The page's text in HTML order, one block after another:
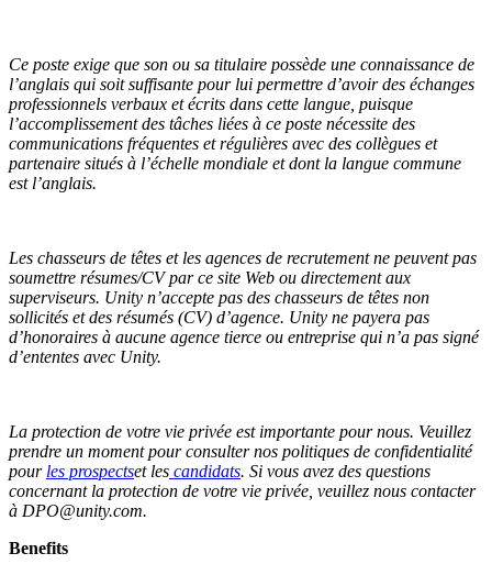
Ce poste exige que son ou sa titulaire possède une connaissance de
l’anglais qui soit suffisante pour lui permettre d’avoir des échanges
professionnels verbaux et écrits dans cette langue, puisque
l’accomplissement des tâches liées à ce poste nécessite des
communications fréquentes et régulières avec des collègues et
partenaire situés à l’échelle mondiale et dont la langue commune
est l’anglais.
Les chasseurs de têtes et les agences de recrutement ne peuvent pas
soumettre résumes/CV par ce site Web ou directement aux
superviseurs. Unity n’accepte pas des chasseurs de têtes non
sollicités et des résumés (CV) d’agence. Unity ne payera pas
d’honoraires à aucune agence tierce ou entreprise qui n’a pas signé
d’ententes avec Unity.
La protection de votre vie privée est importante pour nous. Veuillez
prendre un moment pour consulter nos politiques de confidentialité
pour les prospectset les candidats. Si vous avez des questions
concernant la protection de votre vie privée, veuillez nous contacter
à DPO@unity.com.
Benefits